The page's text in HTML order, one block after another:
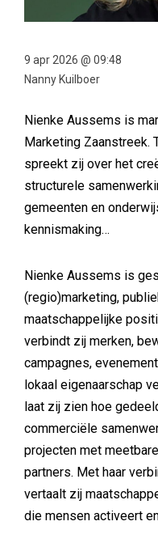
9 apr 2026 @ 09:48
Nanny Kuilboer
Nienke Aussems is
Marketing Zaanstreek.
spreekt zij over het
structurele
gemeenten en
kennismaking…
Nienke Aussems is
(regio)marketing,
maatschappelijke
verbindt zij merken,
campagnes,
lokaal eigenaarschap
laat zij zien hoe
commerciële
projecten met
partners. Met haar
vertaalt zij
die mensen activeert